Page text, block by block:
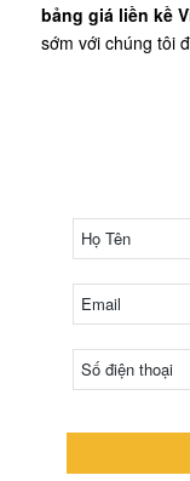
bảng giá liền kề
sớm với chúng tôi